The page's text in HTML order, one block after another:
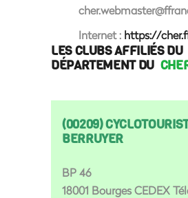
Internet : https://
LES CLUBS AFFILIÉS DU
DÉPARTEMENT DU
(00209)
BERRUYER
BP 46
18001 Bourges CEDEX